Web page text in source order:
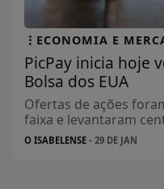
ECONOMIA E
PicPay inicia hoje
Bolsa dos EUA
Ofertas de ações
faixa e levantaram
O ISABELENSE - 29 DE JAN